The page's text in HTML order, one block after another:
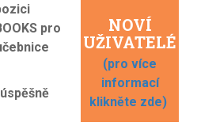
pro
NOVÍ
UŽIVATELÉ
(pro více
informací
klikněte zde)